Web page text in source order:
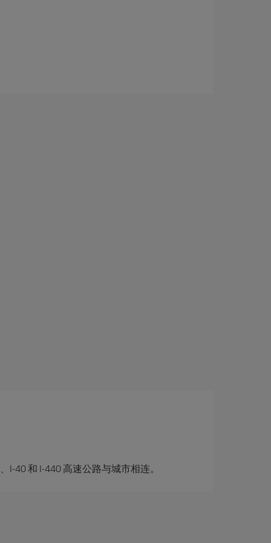
I-40 和 I-440 高速公路与城市相连。